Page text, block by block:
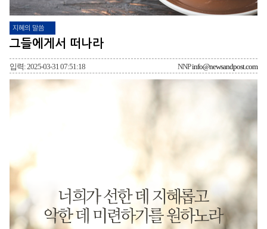
지혜의 말씀
그들에게서 떠나라
입력: 2025-03-31 07:51:18 NNPinfo@newsandpost.com